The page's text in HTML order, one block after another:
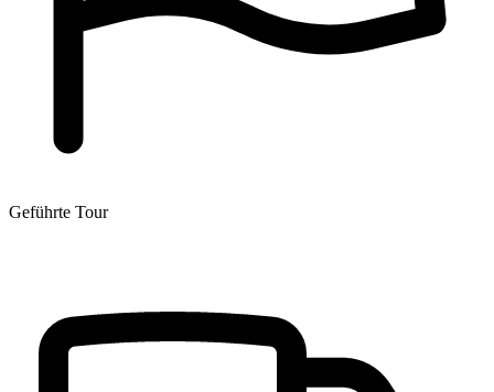
Geführte Tour